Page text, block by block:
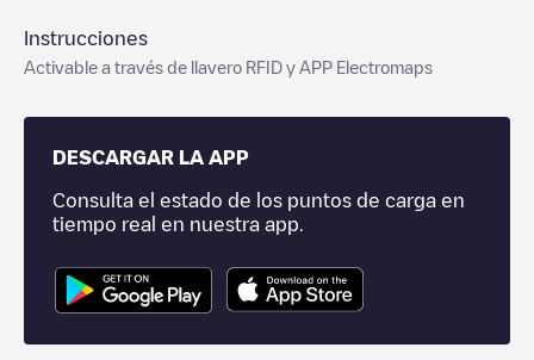
Instrucciones
Activable a través de llavero RFID y APP Electromaps
DESCARGAR LA APP
Consulta el estado de los puntos de carga en
tiempo real en nuestra app.